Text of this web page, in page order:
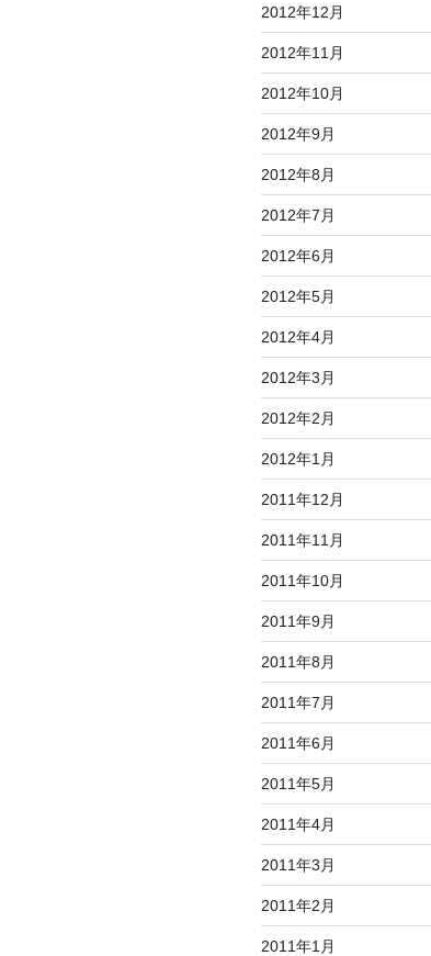
2012年12月
2012年11月
2012年10月
2012年9月
2012年8月
2012年7月
2012年6月
2012年5月
2012年4月
2012年3月
2012年2月
2012年1月
2011年12月
2011年11月
2011年10月
2011年9月
2011年8月
2011年7月
2011年6月
2011年5月
2011年4月
2011年3月
2011年2月
2011年1月